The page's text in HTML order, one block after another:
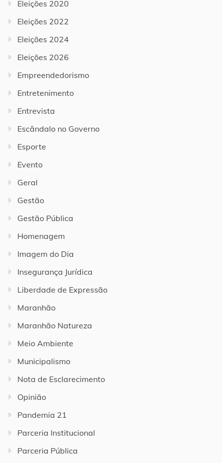
Eleições 2020
Eleições 2022
Eleições 2024
Eleições 2026
Empreendedorismo
Entretenimento
Entrevista
Escândalo no Governo
Esporte
Evento
Geral
Gestão
Gestão Pública
Homenagem
Imagem do Dia
Insegurança Jurídica
Liberdade de Expressão
Maranhão
Maranhão Natureza
Meio Ambiente
Municipalismo
Nota de Esclarecimento
Opinião
Pandemia 21
Parceria Institucional
Parceria Pública